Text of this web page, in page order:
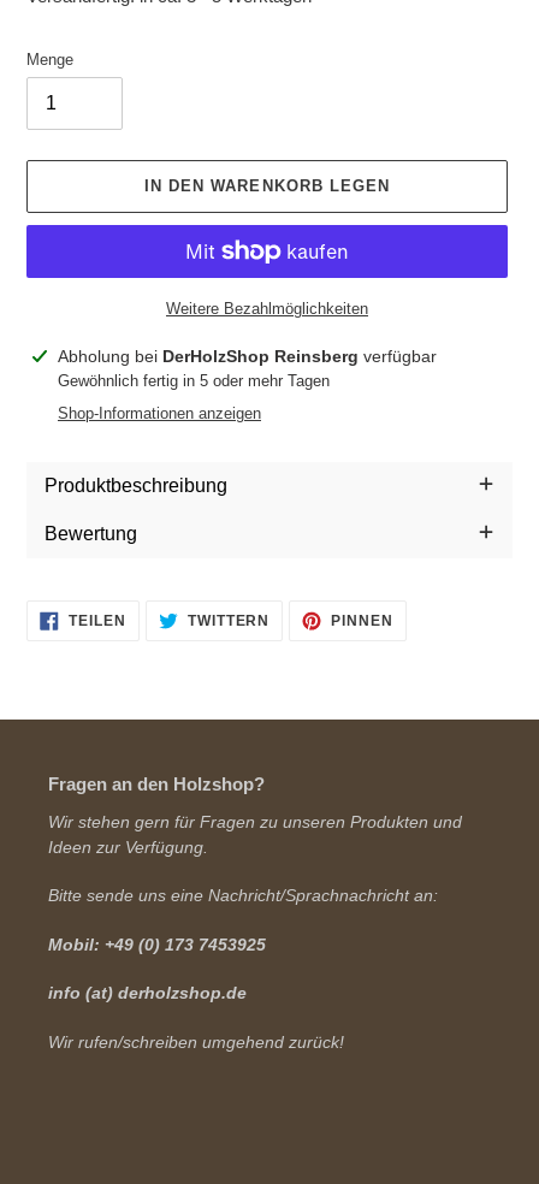
Menge
IN DEN WARENKORB LEGEN
Weitere Bezahlmöglichkeiten
ProduktAbholung bei DerHolzShop Reinsberg verfügbar
Gewöhnlich fertig in 5 oder mehr Tagen
Shop-Informationen anzeigen
Produktbeschreibung
Bewertung
TEILEN
FACEBOOK
TWITTERN AUF
TWITTER
PINNEN
Fragen an den Holzshop?
Wir stehen gern für Fragen zu unseren Produkten und
Ideen zur Verfügung.
Bitte sende uns eine Nachricht/Sprachnachricht an:
Mobil: +49 (0) 173 7453925
info (at) derholzshop.de
Wir rufen/schreiben umgehend zurück!